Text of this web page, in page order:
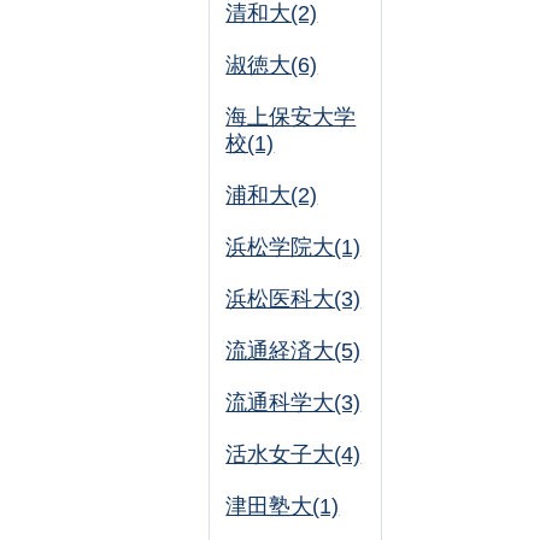
清和大(2)
淑徳大(6)
海上保安大学
校(1)
浦和大(2)
浜松学院大(1)
浜松医科大(3)
流通経済大(5)
流通科学大(3)
活水女子大(4)
津田塾大(1)